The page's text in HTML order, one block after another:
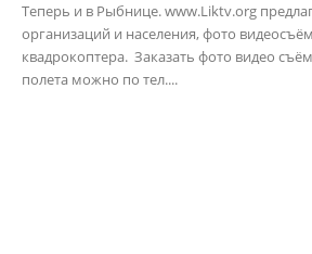
Теперь и в Рыбнице. www.Liktv.org
организаций и населения, фото
квадрокоптера. Заказать фото видео
полета можно по тел....